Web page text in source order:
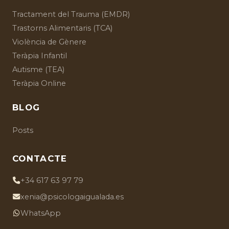
Tractament del Trauma (EMDR)
Trastorns Alimentaris (TCA)
Violència de Gènere
Teràpia Infantil
Autisme (TEA)
Teràpia Online
BLOG
Posts
CONTACTE
+34 617 63 97 79
xenia@psicologaigualada.es
WhatsApp